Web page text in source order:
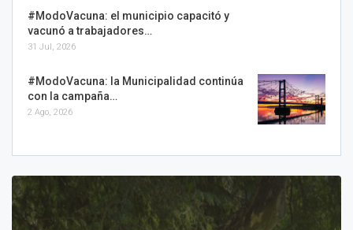
#ModoVacuna: el municipio capacitó y
vacunó a trabajadores…
31 Jul, 2026
#ModoVacuna: la Municipalidad continúa
con la campaña…
2 Ago, 2026